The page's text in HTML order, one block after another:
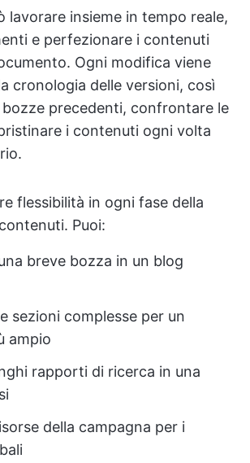
lavorare insieme in tempo reale,
e perfezionare i contenuti
Ogni modifica viene
cronologia delle versioni, così
bozze precedenti, confrontare le
i contenuti ogni volta
flessibilità in ogni fase della
Puoi:
breve bozza in un blog
sezioni complesse per un
ampio
rapporti di ricerca in una
della campagna per i